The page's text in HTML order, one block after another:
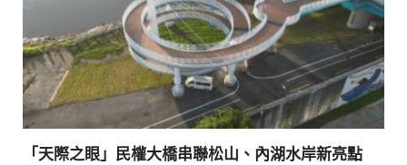
「天際之眼」民權大橋串聯松山、內湖水岸新亮點